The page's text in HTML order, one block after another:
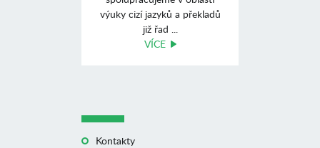
výuky cizí jazyků a překladů
již řad ...
VÍCE
Kontakty